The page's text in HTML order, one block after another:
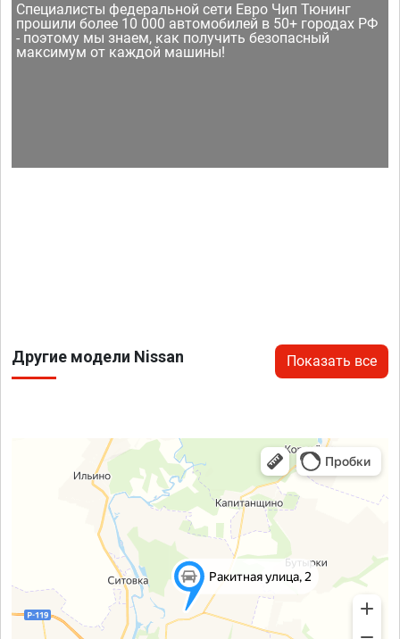
Специалисты федеральной сети Евро Чип Тюнинг
прошили более 10 000 автомобилей в 50+ городах РФ
- поэтому мы знаем, как получить безопасный
максимум от каждой машины!
Другие модели Nissan Показать все